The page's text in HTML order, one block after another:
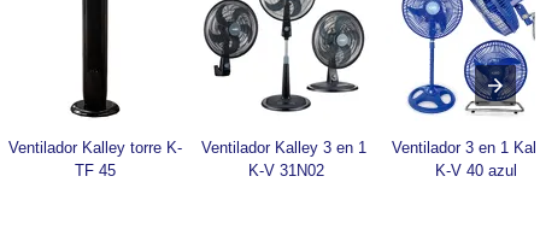
Ventilador Kalley torre K-
TF 45
Ventilador Kalley 3 en 1
K-V 31N02
Ventilador 3 en 1
K-V 40 azul